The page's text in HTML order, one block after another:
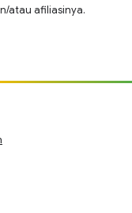
atau afiliasinya.